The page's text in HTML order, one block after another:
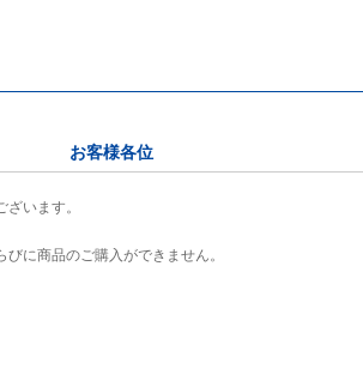
お客様各位
います。
に商品のご購入ができません。